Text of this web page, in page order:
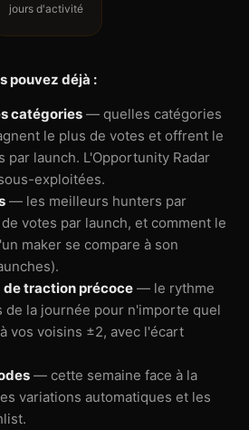
jours d'activité
pouvez déjà :
catégories — quelles catégories
le plus de votes et offrent le
par launch. L'Opportunity Radar
exploitées.
— les meilleurs hunters par
votes par launch, et comment le
maker se compare à son
de traction précoce — le rythme
de la journée pour n'importe quel
vos voisins ±2, avec l'écart
— cette semaine face à la
variations automatiques et les